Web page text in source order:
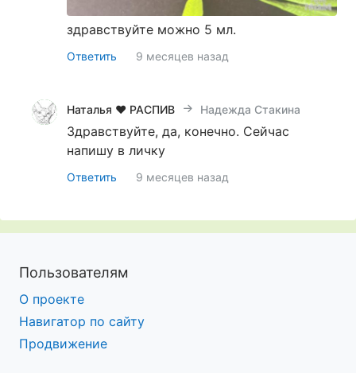
здравствуйте можно 5 мл.
Ответить 9 месяцев назад
Наталья ♥ РАСПИВ селективной парфюмерии ♥
Надежда Стакина
Здравствуйте, да, конечно. Сейчас
напишу в личку
Ответить 9 месяцев назад
Пользователям
О проекте
Навигатор по сайту
Продвижение